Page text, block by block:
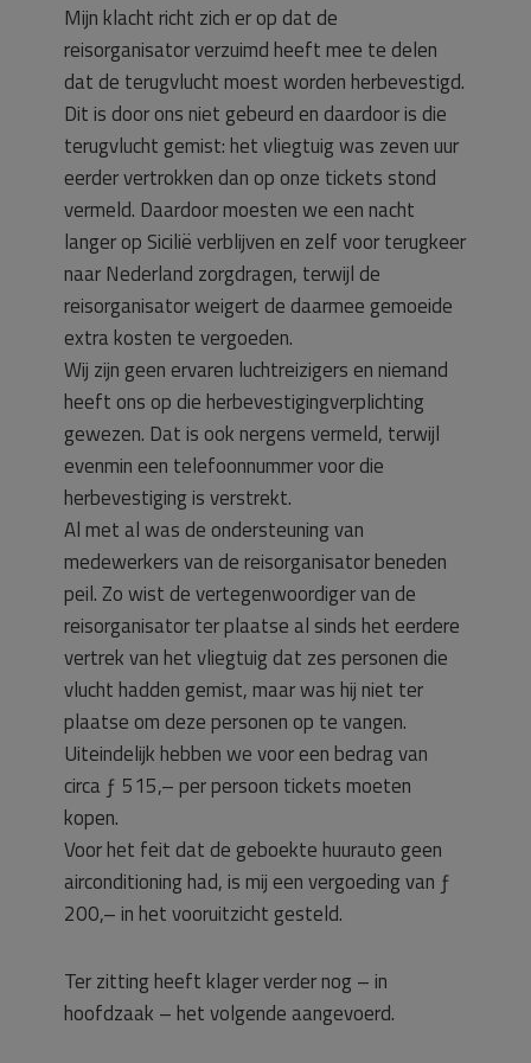
Mijn klacht richt zich er op dat de
reisorganisator verzuimd heeft mee te delen
dat de terugvlucht moest worden herbevestigd.
Dit is door ons niet gebeurd en daardoor is die
terugvlucht gemist: het vliegtuig was zeven uur
eerder vertrokken dan op onze tickets stond
vermeld. Daardoor moesten we een nacht
langer op Sicilië verblijven en zelf voor terugkeer
naar Nederland zorgdragen, terwijl de
reisorganisator weigert de daarmee gemoeide
extra kosten te vergoeden.
Wij zijn geen ervaren luchtreizigers en niemand
heeft ons op die herbevestigingverplichting
gewezen. Dat is ook nergens vermeld, terwijl
evenmin een telefoonnummer voor die
herbevestiging is verstrekt.
Al met al was de ondersteuning van
medewerkers van de reisorganisator beneden
peil. Zo wist de vertegenwoordiger van de
reisorganisator ter plaatse al sinds het eerdere
vertrek van het vliegtuig dat zes personen die
vlucht hadden gemist, maar was hij niet ter
plaatse om deze personen op te vangen.
Uiteindelijk hebben we voor een bedrag van
circa ƒ 515,– per persoon tickets moeten
kopen.
Voor het feit dat de geboekte huurauto geen
airconditioning had, is mij een vergoeding van ƒ
200,– in het vooruitzicht gesteld.
Ter zitting heeft klager verder nog – in
hoofdzaak – het volgende aangevoerd.